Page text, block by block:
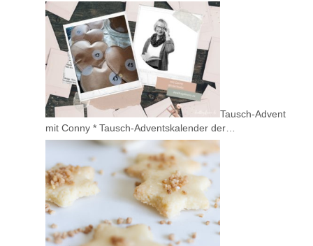
Tausch-Advent
mit Conny * Tausch-Adventskalender der…